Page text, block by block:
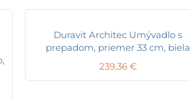
Duravit Architec Umývadlo s
prepadom, priemer 33 cm, biela
239,36 €